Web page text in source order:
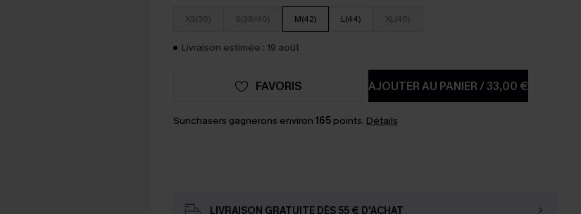
XS(36) S(38/40) M(42) L(44) XL(46)
Livraison estimée : 19 août
AJOUTER AU PANIER/33,00 €
FAVORIS
Sunchasers gagnerons environ 165points. Détails
LIVRAISON GRATUITE DÈS 55 € D'ACHAT